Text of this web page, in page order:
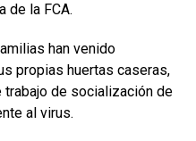
de la FCA.
han venido
propias huertas caseras,
trabajo de socialización de
al virus.